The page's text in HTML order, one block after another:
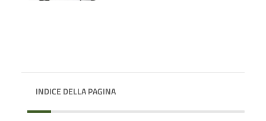
INDICE DELLA PAGINA